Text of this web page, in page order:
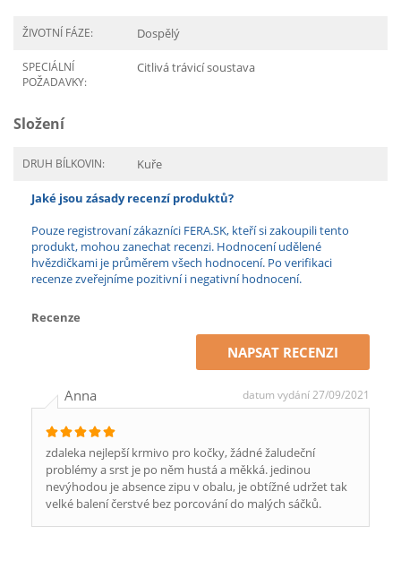
ŽIVOTNÍ FÁZE: Dospělý
SPECIÁLNÍ
POŽADAVKY:
Citlivá trávicí soustava
Složení
DRUH BÍLKOVIN: Kuře
Jaké jsou zásady recenzí produktů?
Pouze registrovaní zákazníci FERA.SK, kteří si zakoupili tento
produkt, mohou zanechat recenzi. Hodnocení udělené
hvězdičkami je průměrem všech hodnocení. Po verifikaci
recenze zveřejníme pozitivní i negativní hodnocení.
Recenze
NAPSAT RECENZI
Anna datum vydání 27/09/2021
zdaleka nejlepší krmivo pro kočky, žádné žaludeční
problémy a srst je po něm hustá a měkká. jedinou
nevýhodou je absence zipu v obalu, je obtížné udržet tak
velké balení čerstvé bez porcování do malých sáčků.